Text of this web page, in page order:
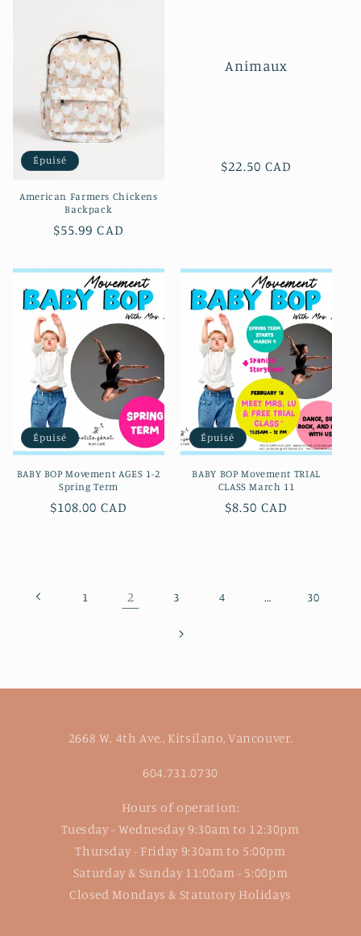
Épuisé
American Farmers Chickens
Backpack
Prix
$55.99 CAD
Animaux
Prix
$22.50 CAD
Épuisé
BABY BOP Movement AGES 1-2
Spring Term
Prix
$108.00 CAD
Épuisé
BABY BOP Movement TRIAL
CLASS March 11
Prix
$8.50 CAD
1 2 3 4 … 30
2668 W. 4th Ave., Kitsilano, Vancouver.
604.731.0730
Hours of operation:
Tuesday - Wednesday 9:30am to 12:30pm
Thursday - Friday 9:30am to 5:00pm
Saturday & Sunday 11:00am - 5:00pm
Closed Mondays & Statutory Holidays